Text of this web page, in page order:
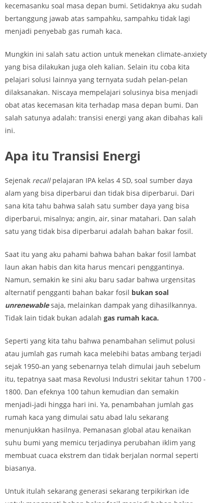
kecemasanku soal masa depan bumi. Setidaknya aku sudah
bertanggung jawab atas sampahku, sampahku tidak lagi
menjadi penyebab gas rumah kaca.
Mungkin ini salah satu action untuk menekan climate-anxiety
yang bisa dilakukan juga oleh kalian. Selain itu coba kita
pelajari solusi lainnya yang ternyata sudah pelan-pelan
dilaksanakan. Niscaya mempelajari solusinya bisa menjadi
obat atas kecemasan kita terhadap masa depan bumi. Dan
salah satunya adalah: transisi energi yang akan dibahas kali
ini.
Apa itu Transisi Energi
Sejenak recallpelajaran IPA kelas 4 SD, soal sumber daya
alam yang bisa diperbarui dan tidak bisa diperbarui. Dari
sana kita tahu bahwa salah satu sumber daya yang bisa
diperbarui, misalnya; angin, air, sinar matahari. Dan salah
satu yang tidak bisa diperbarui adalah bahan bakar fosil.
Saat itu yang aku pahami bahwa bahan bakar fosil lambat
laun akan habis dan kita harus mencari penggantinya.
Namun, semakin ke sini aku baru sadar bahwa urgensitas
alternatif pengganti bahan bakar fosil bukan soal
unrenewablesaja, melainkan dampak yang dihasilkannya.
Tidak lain tidak bukan adalah gas rumah kaca.
Seperti yang kita tahu bahwa penambahan selimut polusi
atau jumlah gas rumah kaca melebihi batas ambang terjadi
sejak 1950-an yang sebenarnya telah dimulai jauh sebelum
itu, tepatnya saat masa Revolusi Industri sekitar tahun 1700 -
1800. Dan efeknya 100 tahun kemudian dan semakin
menjadi-jadi hingga hari ini. Ya, penambahan jumlah gas
rumah kaca yang dimulai satu abad lalu sekarang
menunjukkan hasilnya. Pemanasan global atau kenaikan
suhu bumi yang memicu terjadinya perubahan iklim yang
membuat cuaca ekstrem dan tidak berjalan normal seperti
biasanya.
Untuk itulah sekarang generasi sekarang terpikirkan ide